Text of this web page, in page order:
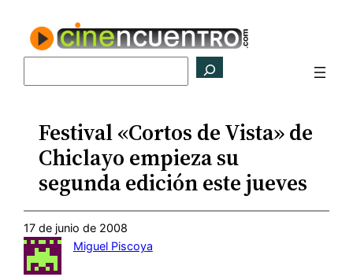
contenido
Festival «Cortos de Vista» de
Chiclayo empieza su
segunda edición este jueves
17 de junio de 2008
Miguel Piscoya